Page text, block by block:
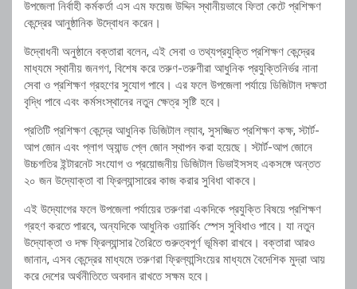
উপজেলা নির্বাহী কর্মকর্তা এস এম ফয়েজ উদ্দিন স্থানীয়ভাবে ফিতা কেটে প্রশিক্ষণ
কেন্দ্রের আনুষ্ঠানিক উদ্বোধন করেন।
উদ্বোধনী অনুষ্ঠানে বক্তারা বলেন, এই সেবা ও তথ্যপ্রযুক্তি প্রশিক্ষণ কেন্দ্রের
মাধ্যমে স্থানীয় জনগণ, বিশেষ করে তরুণ-তরুণীরা আধুনিক প্রযুক্তিনির্ভর নানা
সেবা ও প্রশিক্ষণ গ্রহণের সুযোগ পাবে। এর ফলে উপজেলা পর্যায়ে ডিজিটাল দক্ষতা
বৃদ্ধি পাবে এবং কর্মসংস্থানের নতুন ক্ষেত্র সৃষ্টি হবে।
প্রতিটি প্রশিক্ষণ কেন্দ্রে আধুনিক ডিজিটাল ল্যাব, সুসজ্জিত প্রশিক্ষণ কক্ষ, স্টার্ট-
আপ জোন এবং প্লাগ অ্যান্ড প্লে জোন স্থাপন করা হয়েছে। স্টার্ট-আপ জোনে
উচ্চগতির ইন্টারনেট সংযোগ ও প্রয়োজনীয় ডিজিটাল ডিভাইসসহ একসঙ্গে অন্তত
২০ জন উদ্যোক্তা বা ফ্রিল্যান্সারের কাজ করার সুবিধা থাকবে।
এই উদ্যোগের ফলে উপজেলা পর্যায়ের তরুণরা একদিকে প্রযুক্তি বিষয়ে প্রশিক্ষণ
গ্রহণ করতে পারবে, অন্যদিকে আধুনিক ওয়ার্কিং স্পেস সুবিধাও পাবে। যা নতুন
উদ্যোক্তা ও দক্ষ ফ্রিল্যান্সার তৈরিতে গুরুত্বপূর্ণ ভূমিকা রাখবে। বক্তারা আরও
জানান, এসব কেন্দ্রের মাধ্যমে তরুণরা ফ্রিল্যান্সিংয়ের মাধ্যমে বৈদেশিক মুদ্রা আয়
করে দেশের অর্থনীতিতে অবদান রাখতে সক্ষম হবে।